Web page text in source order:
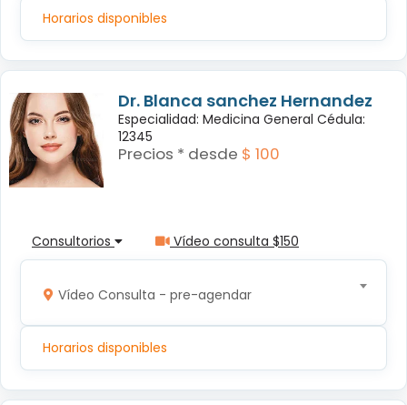
Horarios disponibles
Dr. Blanca sanchez Hernandez
Especialidad: Medicina General Cédula:
12345
Precios * desde $ 100
Consultorios Vídeo consulta $150
Vídeo Consulta - pre-agendar
Horarios disponibles